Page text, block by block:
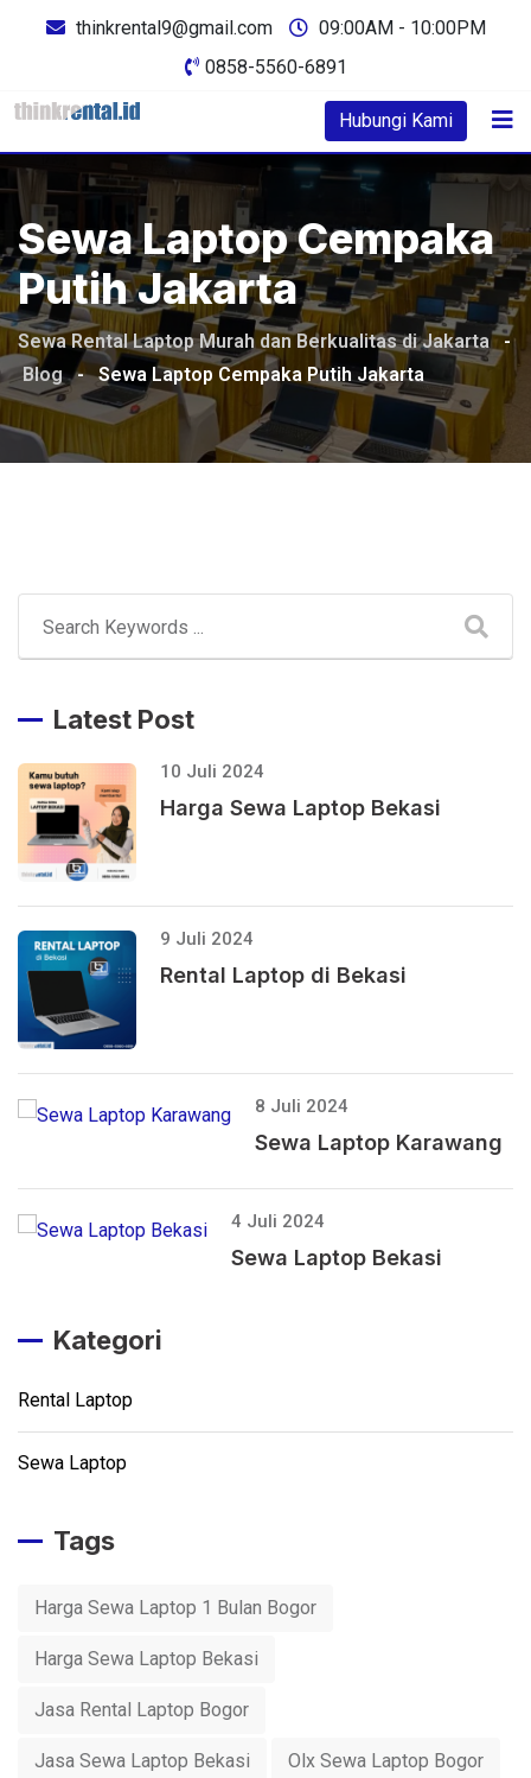
thinkrental9@gmail.com
09:00AM - 10:00PM
0858-5560-6891
Hubungi Kami
Sewa Laptop Cempaka
Putih Jakarta
Sewa Rental Laptop Murah dan Berkualitas di Jakarta -
Blog - Sewa Laptop Cempaka Putih Jakarta
Latest Post
10 Juli 2024
Harga Sewa Laptop Bekasi
9 Juli 2024
Rental Laptop di Bekasi
8 Juli 2024
Sewa Laptop Karawang
4 Juli 2024
Sewa Laptop Bekasi
Kategori
Rental Laptop
Sewa Laptop
Tags
Harga Sewa Laptop 1 Bulan Bogor
Harga Sewa Laptop Bekasi
Jasa Rental Laptop Bogor
Jasa Sewa Laptop Bekasi Olx Sewa Laptop Bogor